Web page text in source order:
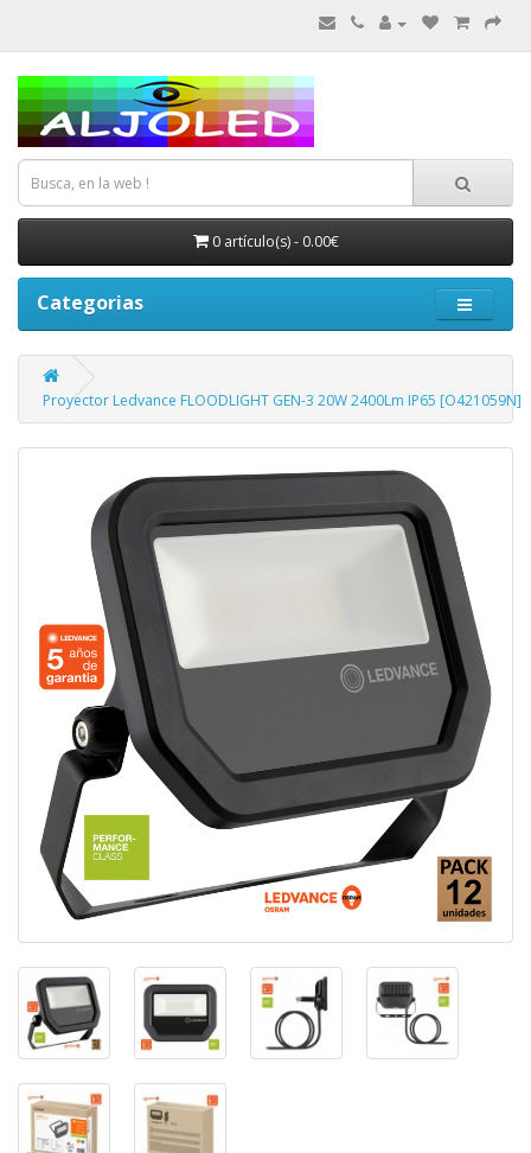
0 artículo(s) - 0.00€
Categorias
Proyector Ledvance FLOODLIGHT GEN-3 20W 2400Lm IP65 [O421059N]